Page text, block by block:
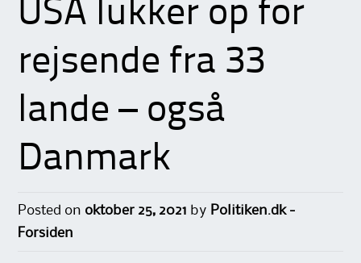
USA lukker op for
rejsende fra 33
lande – også
Danmark
Posted on oktober 25, 2021 by Politiken.dk -
Forsiden